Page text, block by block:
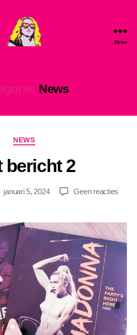
Menu
News
Categorieën
NEWS
bericht 2
januari 5, 2024 Geen reacties
2